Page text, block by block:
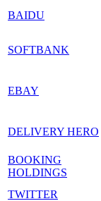
BAIDU
SOFTBANK
EBAY
DELIVERY HERO
BOOKING
HOLDINGS
TWITTER